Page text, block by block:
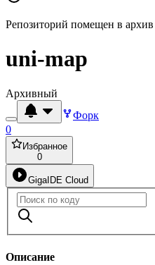
Репозиторий помещен в архив
uni-map
Архивный
Форк
0
Избранное
0
GigaIDE Cloud
Описание